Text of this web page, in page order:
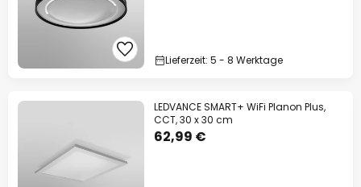
Lieferzeit: 5 - 8 Werktage
LEDVANCE SMART+ WiFi Planon Plus,
CCT, 30 x 30 cm
62,99 €